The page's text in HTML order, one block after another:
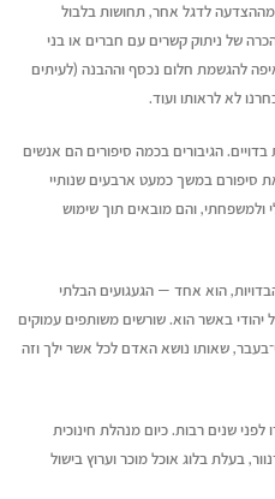
לדגל אחר, תחושות בלבול
של ניתוק קשרים עם חברים או בני
להגשמת חלום נכסף וההבנה (לעיתים
לא לראותו ועוד.
הגיבורים בכמה סיפורים הם אנשים
סיפורם במשך כמעט ארבעים שנותיי
ולמשפחתי, והם מובאים תוך שימוש
הוא אחד — הגעגועים הבלתי
באשר הוא. שורשים משותפים עמוקים
שאותו נושא האדם לכל אשר ילך וזה
לפני שנים רבות. כיום מנהלת חינוכית
בעלת בלוג אוכל מוכר וערוץ בישול